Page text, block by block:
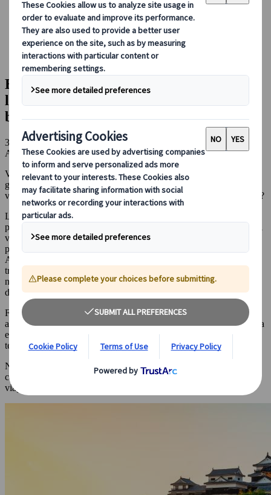
Japanspecialist
Attrazioni principali
Esplorare Shikoku in macchina: l’esperienza di cui non
sapevate di aver bisogno
Esplorare Shikoku in macchina:
l’esperienza di cui non sapevate di aver
bisogno
30 mag 2023
Attrazioni principali
Viaggiare in treno è il modo più gettonato di spostarsi in Giappone
grazie al fantastico JR Pass che vi permette di viaggiare quanto
volete in tutto il Giappone, ma che ne dite di un po’ di libertà in più?
La libertà di girovagare quanto volete, poter cambiare i vostri
programmi all’ultimo munito e godervi ogni destinazione secondo il
vostro ritmo. Noleggiare un’auto in Giappone non è difficile come
possa sembrare e vi aprirà le porte a nuove esperienze da provare.
Anche se il Giappone è considerato un paese ben connesso via
treno, alcune destinazioni sono isolate e accessibili solo via strada;
non stiamo dicendo che sono le migliori, ma credeteci quando vi
diciamo che valgono la fatica per arrivarci.
Fra queste destinazioni isolate o remote, Shikoku è un must. Situata
appena a sud-ovest dell’isola principale Honshu, vicino a Hiroshima
e Kobe, Shikoku è conosciuta per il suo pellegrinaggio degli 88
templi, ma l’isola ha molto altro da offrire!
Nell’articolo di oggi, noleggiamo una macchina ed esploriamo la
caratteristica isola di Shikoku. Salite a bordo: sta per iniziare un
viaggio straordinario.